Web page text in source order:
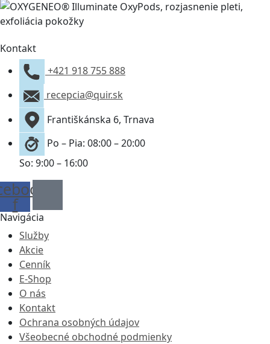
Kontakt
+421 918 755 888
recepcia@quir.sk
Františkánska 6, Trnava
Po – Pia: 08:00 – 20:00
So: 9:00 – 16:00
f
Navigácia
Služby
Akcie
Cenník
E-Shop
O nás
Kontakt
Ochrana osobných údajov
Všeobecné obchodné podmienky